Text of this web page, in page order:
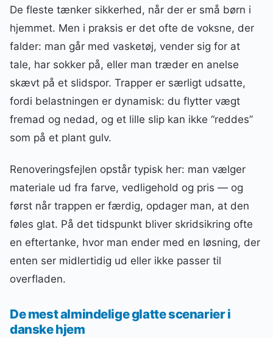
De fleste tænker sikkerhed, når der er små børn i
hjemmet. Men i praksis er det ofte de voksne, der
falder: man går med vasketøj, vender sig for at
tale, har sokker på, eller man træder en anelse
skævt på et slidspor. Trapper er særligt udsatte,
fordi belastningen er dynamisk: du flytter vægt
fremad og nedad, og et lille slip kan ikke “reddes”
som på et plant gulv.
Renoveringsfejlen opstår typisk her: man vælger
materiale ud fra farve, vedligehold og pris — og
først når trappen er færdig, opdager man, at den
føles glat. På det tidspunkt bliver skridsikring ofte
en eftertanke, hvor man ender med en løsning, der
enten ser midlertidig ud eller ikke passer til
overfladen.
De mest almindelige glatte scenarier i
danske hjem